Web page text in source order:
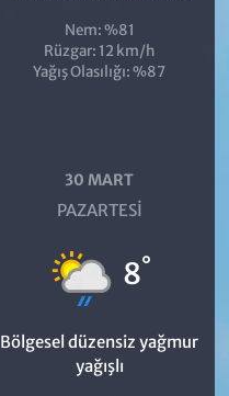
Nem: %81
Rüzgar: 12 km/h
Yağış Olasılığı: %87
30 MART
PAZARTESI
8°
Bölgesel düzensiz yağmur
yağışlı